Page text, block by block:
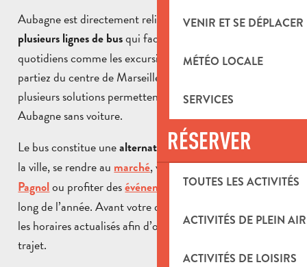
VENIR ET SE DÉPLACER
MÉTÉO LOCALE
SERVICES
RÉSERVER
TOUTES LES ACTIVITÉS
ACTIVITÉS DE PLEIN AIR
ACTIVITÉS DE LOISIRS
Aubagne est directement reliée à Marseille grâce à
plusieurs lignes de busqui facilitent les déplacements
quotidiens comme les excursions à la journée. Que vous
partiez du centre de Marseille ou des quartiers Est,
plusieurs solutions permettent de venir rapidement à
Aubagne sans voiture.
Le bus constitue unealternative pratiquepour découvrir
la ville, se rendre au marché, visiter les sites liés àMarcel
Pagnolou profiter desévénements
organisés tout au
long de l’année. Avant votre départ, pensez à consulter
les horaires actualisés afin d’organiser au mieux votre
trajet.